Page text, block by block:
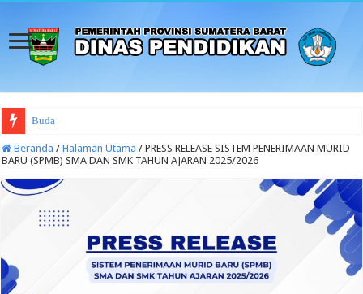
Budaya Sekolah Aman dan Nya
Beranda / Halaman Utama / PRESS RELEASE SISTEM PENERIMAAN MURID
BARU (SPMB) SMA DAN SMK TAHUN AJARAN 2025/2026